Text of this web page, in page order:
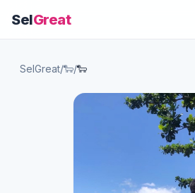
SelGreat
SelGreat/🐑/🐑